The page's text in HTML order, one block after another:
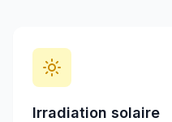
Irradiation solaire